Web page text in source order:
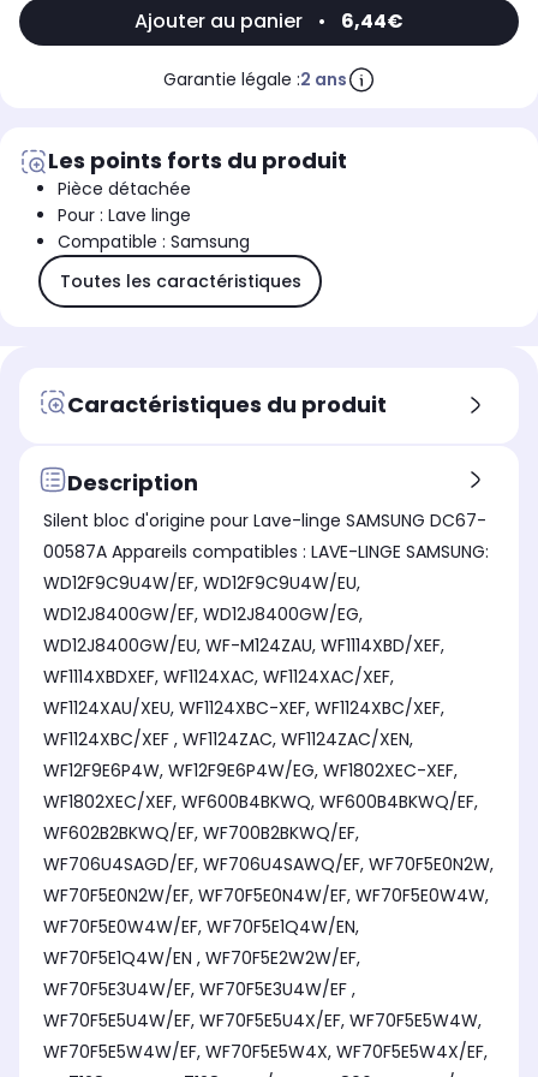
WF71284ZAC/XEG, WW12K8402OW/EN, WW12K8412OW, WW90K7415OW,
WD12F9C9U4W/EU, WD12J8400GW/EU, WF12F9E6P4W/EG, WW12H8400EW/EC,
WW12H8400EW/EG, WW12H8420EW/EU, WW12H8420EX/EU, WW12K8402OW,
WD12F9C9U4W/EF, WD12F9C9
Ajouter au panier • 6,44€
Garantie légale :2 ans
Les points forts du produit
Pièce détachée
Pour : Lave linge
Compatible : Samsung
Toutes les caractéristiques
Caractéristiques du produit
Description
Silent bloc d'origine pour Lave-linge SAMSUNG DC67-
00587A Appareils compatibles : LAVE-LINGE SAMSUNG:
WD12F9C9U4W/EF, WD12F9C9U4W/EU,
WD12J8400GW/EF, WD12J8400GW/EG,
WD12J8400GW/EU, WF-M124ZAU, WF1114XBD/XEF,
WF1114XBDXEF, WF1124XAC, WF1124XAC/XEF,
WF1124XAU/XEU, WF1124XBC-XEF, WF1124XBC/XEF,
WF1124XBC/XEF , WF1124ZAC, WF1124ZAC/XEN,
WF12F9E6P4W, WF12F9E6P4W/EG, WF1802XEC-XEF,
WF1802XEC/XEF, WF600B4BKWQ, WF600B4BKWQ/EF,
WF602B2BKWQ/EF, WF700B2BKWQ/EF,
WF706U4SAGD/EF, WF706U4SAWQ/EF, WF70F5E0N2W,
WF70F5E0N2W/EF, WF70F5E0N4W/EF, WF70F5E0W4W,
WF70F5E0W4W/EF, WF70F5E1Q4W/EN,
WF70F5E1Q4W/EN , WF70F5E2W2W/EF,
WF70F5E3U4W/EF, WF70F5E3U4W/EF ,
WF70F5E5U4W/EF, WF70F5E5U4X/EF, WF70F5E5W4W,
WF70F5E5W4W/EF, WF70F5E5W4X, WF70F5E5W4X/EF,